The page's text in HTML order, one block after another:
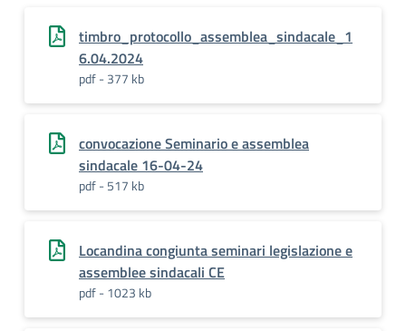
timbro_protocollo_assemblea_sindacale_1
6.04.2024
pdf - 377 kb
convocazione Seminario e assemblea
sindacale 16-04-24
pdf - 517 kb
Locandina congiunta seminari legislazione e
assemblee sindacali CE
pdf - 1023 kb